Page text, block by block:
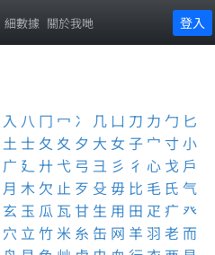
細數據 關於我哋 登入
入 八 冂 冖 冫 几 凵 刀 力 勹 匕
土 士 夂 夊 夕 大 女 子 宀 寸小
广 廴廾 弋 弓 彐 彡 彳 心 戈 戶
月 木欠 止 歹 殳 毋 比 毛 氏 气
玄 玉 瓜 瓦甘 生 用 田 疋 疒 癶
穴 立 竹米 糸 缶 网 羊 羽 老 而